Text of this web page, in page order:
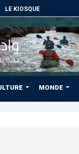
LE KIOSQUE
MONDE
entre l’ONSSA